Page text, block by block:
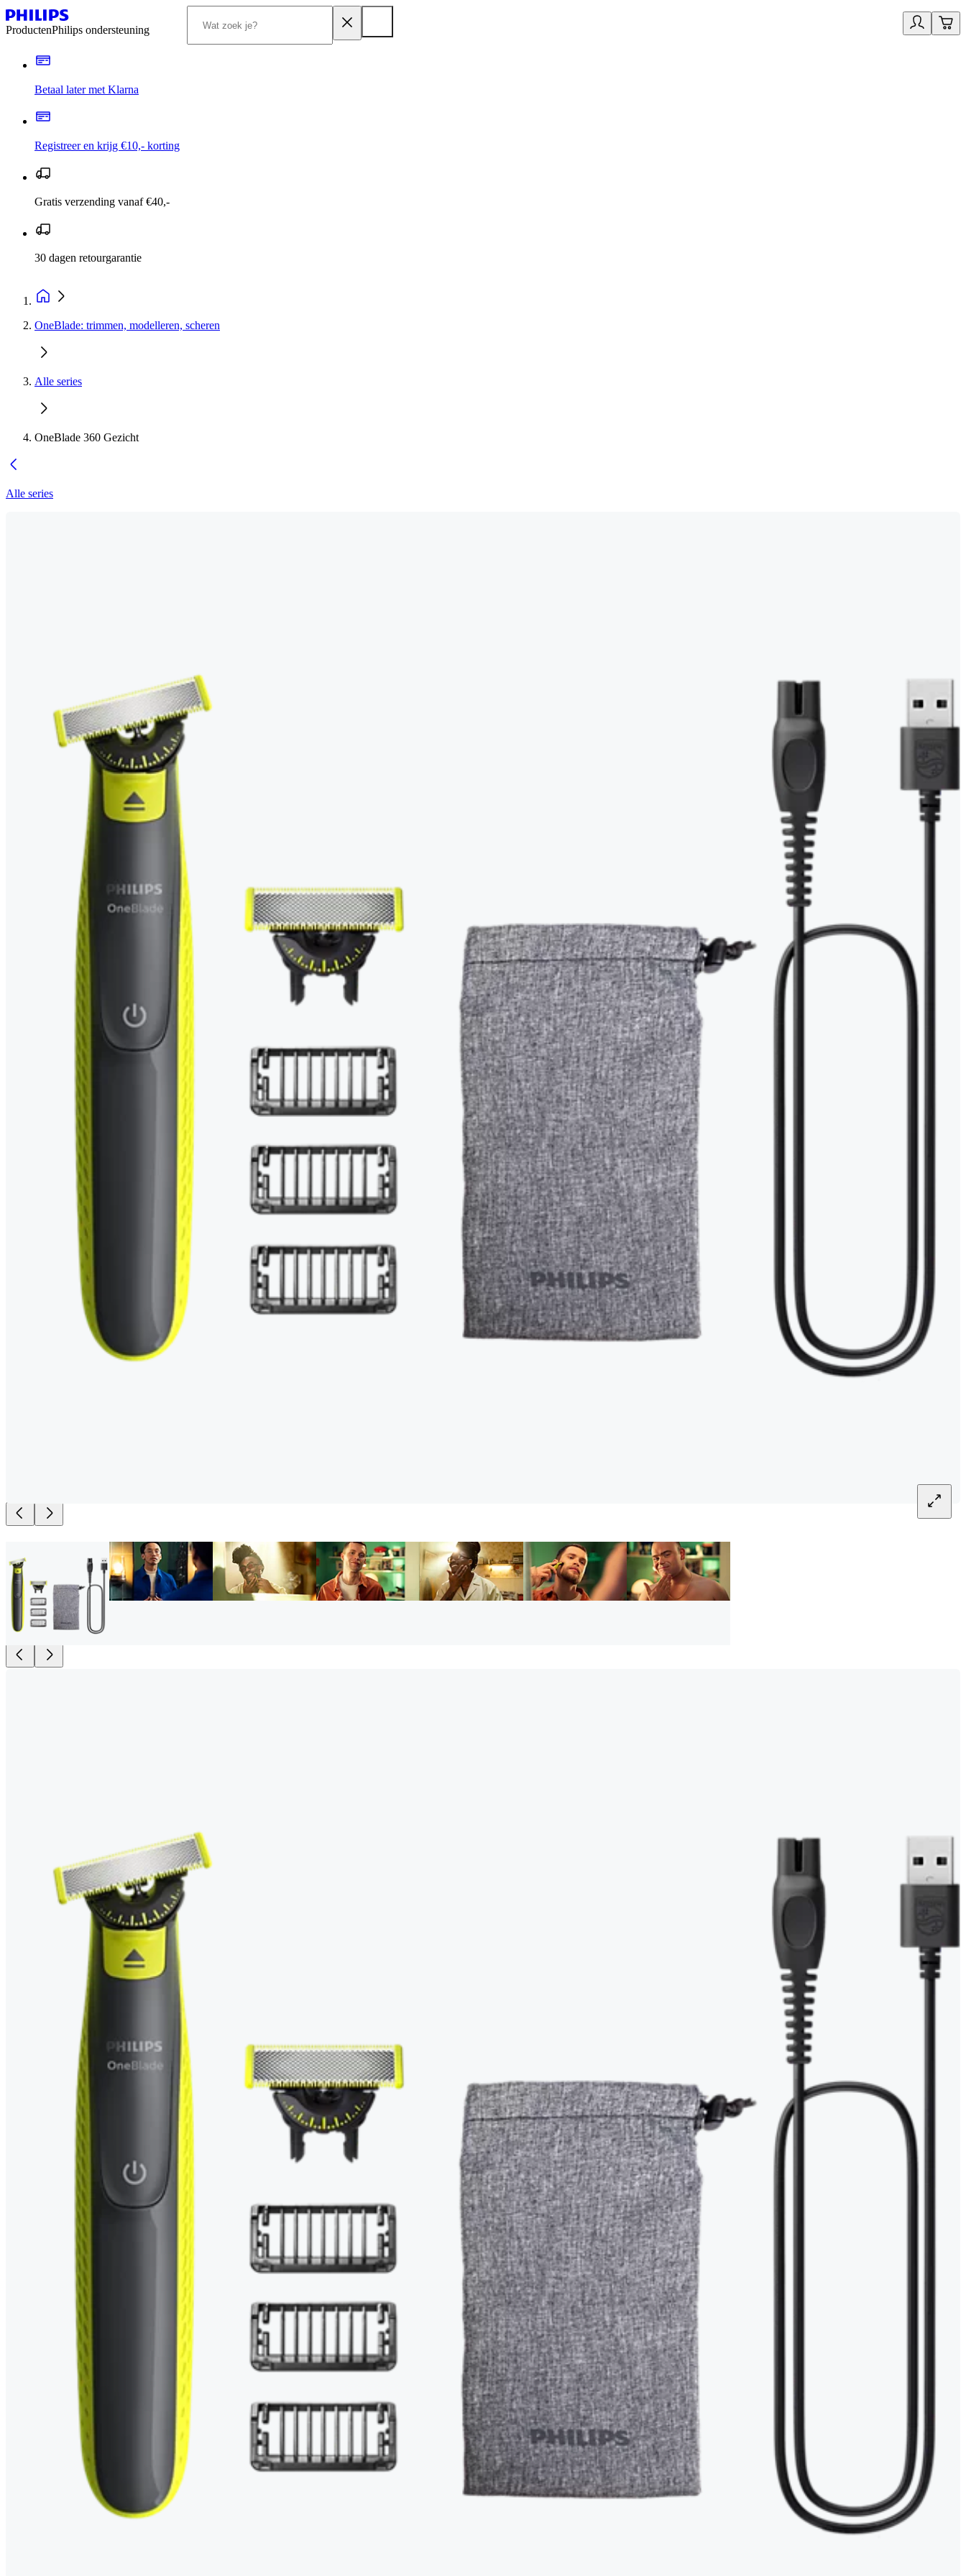
ProductenPhilips ondersteuning
Betaal later met Klarna
Registreer en krijg €10,- korting
Gratis verzending vanaf €40,-
30 dagen retourgarantie
OneBlade: trimmen, modelleren, scheren
Alle series
OneBlade 360 Gezicht
Alle series